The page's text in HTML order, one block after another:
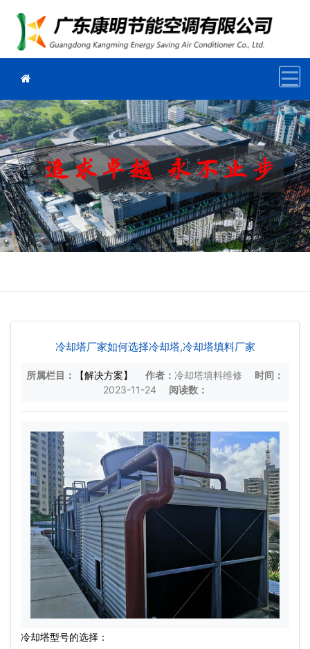
冷却塔厂家如何选择冷却塔,冷却塔填料厂家
所属栏目： 【解决方案】 作者： 冷却塔填料维修
时间：
2023-11-24
阅读数：
冷却塔型号的选择：